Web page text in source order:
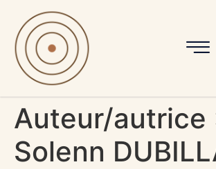
Auteur/autrice
Solenn